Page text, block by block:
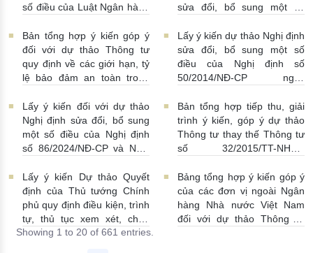
số điều của Luật Ngân hàng
Phòng, chống rửa tiền và
Luật Các tổ chức tín dụng
08/07/2026 | 11:21:00
sửa đổi, bổ sung một số
58/2021/NĐ-CP
07/07/2026
| 15:01:00
Bản tổng hợp ý kiến góp ý
đối với dự thảo Thông tư
quy định về các giới hạn, tỷ
lệ bảo đảm an toàn trong
thương mại, chi nhánh ngân
hàng nước ngoài
25/06/2026 | 16:00:00
Lấy ý kiến dự thảo Nghị định
sửa đổi, bổ sung một số
điều của Nghị định số
50/2014/NĐ-CP ngày
ngoại hối nhà nước
23/06/2026 | 08:00:00
Lấy ý kiến đối với dự thảo
Nghị định sửa đổi, bổ sung
một số điều của Nghị định
số 86/2024/NĐ-CP và Nghị
22/06/2026 | 09:13:00
Bản tổng hợp tiếp thu, giải
trình ý kiến, góp ý dự thảo
Thông tư thay thế Thông tư
số 32/2015/TT-NHNN
Lấy ý kiến Dự thảo Quyết
định của Thủ tướng Chính
phủ quy định điều kiện, trình
tự, thủ tục xem xét, chấp
thuận cho Tổ chức kinh tế
Bảng tổng hợp ý kiến góp ý
của các đơn vị ngoài Ngân
hàng Nhà nước Việt Nam
đối với dự thảo Thông tư
Showing 1 to 20 of 661 entries.